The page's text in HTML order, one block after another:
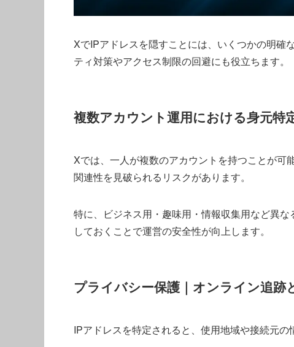
XでIPアドレスを隠すことには、いくつかの明確
ティ対策やアクセス制限の回避にも役立ちます。
複数アカウント運用における身元特
Xでは、一人が複数のアカウントを持つことが
関連性を見破られるリスクがあります。
特に、ビジネス用・趣味用・情報収集用など異
しておくことで運営の安全性が向上します。
プライバシー保護｜オンライン追
IPアドレスを特定されると、使用地域や接続元の